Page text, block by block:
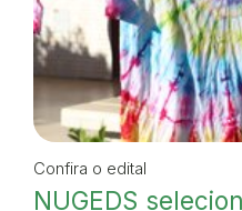
Confira o edital
NUGEDS